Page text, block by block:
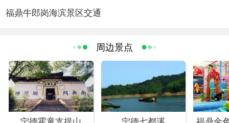
钓区、鸟岛保护区等１８处游览观赏项目，是一处集休
屿上的岩石，无一块光滑的，或页状，或锥状，或棱状，
或柱状，颜色最多是焦褐，间之血红、铁黑、乌青、土
黄、乳白，乃风雨与海浪之杰作。屿的靠海一面，底部已
被浪咬进去许多，好像整个屿要倾倒了，人不敢俯身往下
福鼎牛郎岗海滨景区交通
周边景点